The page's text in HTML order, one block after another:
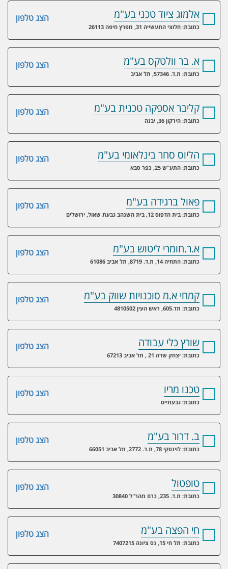
הצג טלפון אלמוג ציוד טכני בע"מ
כתובת: חלוצי התעשייה 31, מפרץ חיפה 26113
הצג טלפון א. בר וולטקס בע"מ
כתובת: ת.ד. 57346, תל אביב
הצג טלפון קליבר אספקה טכנית בע"מ
כתובת: הירקון 36, יבנה
הצג טלפון הליוס סחר בינלאומי בע"מ
כתובת: התע"ש 25, כפר סבא
הצג טלפון פאול ברגידה בע"מ
כתובת: בית הדפוס 12, בית השנהב גבעת שאול, ירושלים
הצג טלפון א.ר.חומרי ליטוש בע"מ
כתובת: התחיה 14, ת.ד. 8719, תל אביב 61086
הצג טלפון קמחי א.מ סוכנויות שווק בע"מ
כתובת: תד.605, ראש העין 4810502
הצג טלפון שורץ כלי עבודה
כתובת: יצחק שדה 21 , תל אביב 67213
הצג טלפון טכנו מריו
כתובת: גבעתיים
הצג טלפון ב. דרור בע"מ
כתובת: לוינסקי 78, ת.ד. 2772, תל אביב 66051
הצג טלפון טופטול
כתובת: ת.ד. 235, כרם מהר"ל 30840
הצג טלפון חי הפצה בע"מ
כתובת: תל חי 15, נס ציונה 7407215